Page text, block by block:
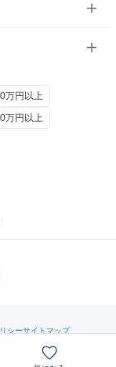
万円以上
万円以上
シーサイトマップ